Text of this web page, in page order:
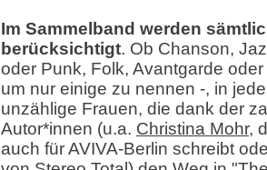
Im Sammelband werden
berücksichtigt. Ob Chanson,
oder Punk, Folk, Avantgarde
um nur einige zu nennen -, in
unzählige Frauen, die dank der
Autor*innen (u.a. Christina Mohr,
auch für AVIVA-Berlin schreibt